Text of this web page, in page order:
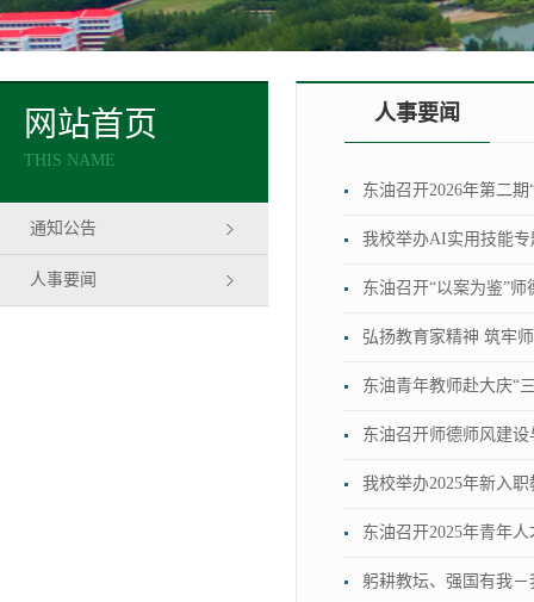
网站首页
THIS NAME
通知公告
人事要闻
人事要闻
东油召开2026年第二
我校举办AI实用技能专
东油召开“以案为鉴”
弘扬教育家精神 筑牢
东油青年教师赴大庆“
东油召开师德师风建
我校举办2025年新入
东油召开2025年青年
躬耕教坛、强国有我